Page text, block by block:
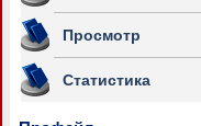
Просмотр
Статистика